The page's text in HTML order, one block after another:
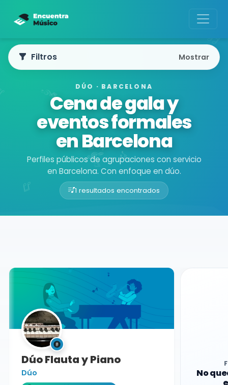
DÚO · BARCELONA
Cena de gala y
eventos formales
en Barcelona
Perfiles públicos de agrupaciones con servicio
en Barcelona. Con enfoque en dúo.
1 resultados encontrados
Buscador de músicos
Filtros Mostrar
Dúo Flauta y Piano
Dúo
No